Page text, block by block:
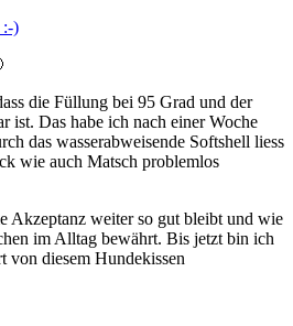
die Füllung bei 95 Grad und der
ist. Das habe ich nach einer Woche
das wasserabweisende Softshell liess
wie auch Matsch problemlos
Akzeptanz weiter so gut bleibt und wie
im Alltag bewährt. Bis jetzt bin ich
von diesem Hundekissen